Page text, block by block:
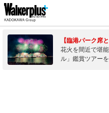
【臨港パーク席
花火を間近で堪
ル」鑑賞ツアー